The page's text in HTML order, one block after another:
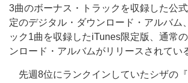
3曲のボーナス・トラックを収録した公
定のデジタル・ダウンロード・アルバム
ック1曲を収録したiTunes限定版、通常
ンロード・アルバムがリリースされてい
先週8位にランクインしていたシザの